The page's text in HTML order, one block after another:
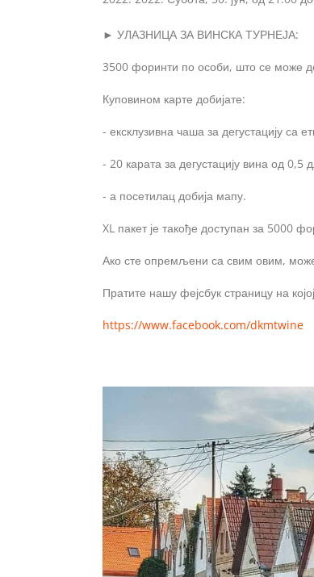
► УЛАЗНИЦА ЗА ВИНСКА ТУРНЕЈА:
3500 форинти по особи, што се може
Куповином карте добијате:
- ексклузивна чаша за дегустацију са
- 20 карата за дегустацију вина од 0,5
- а посетилац добија мапу.
XL пакет је такође доступан за 5000
Ако сте опремљени са свим овим,
Пратите нашу фејсбук страницу на
https://www.facebook.com/dkmtwine